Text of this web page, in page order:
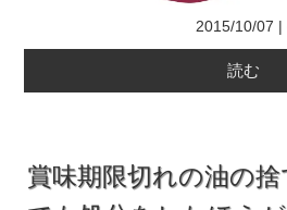
2015/10/07 |
読む
賞味期限切れの油の